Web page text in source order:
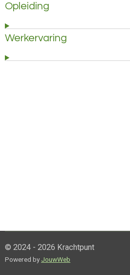
Opleiding
Werkervaring
© 2024 - 2026 Krachtpunt
Powered by JouwWeb